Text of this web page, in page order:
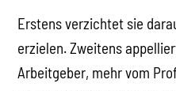
Erstens verzichtet sie
erzielen. Zweitens
Arbeitgeber, mehr vom